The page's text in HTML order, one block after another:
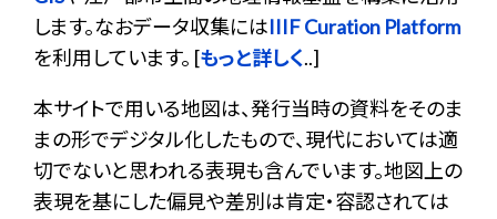
します。なおデータ収集にはIIIF Curation Platform
を利用しています。 [もっと詳しく..]
本サイトで用いる地図は、発行当時の資料をそのま
まの形でデジタル化したもので、現代においては適
切でないと思われる表現も含んでいます。地図上の
表現を基にした偏見や差別は肯定・容認されては